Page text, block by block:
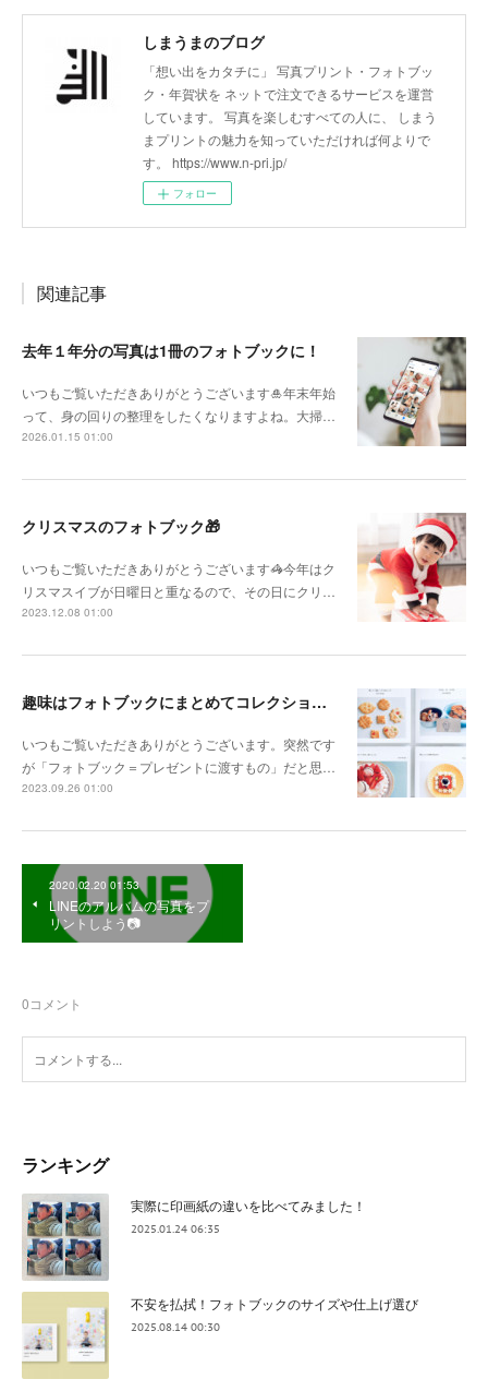
しまうまのブログ
「想い出をカタチに」 写真プリント・フォトブッ
ク・年賀状を ネットで注文できるサービスを運営
しています。 写真を楽しむすべての人に、 しまう
まプリントの魅力を知っていただければ何よりで
す。 https://www.n-pri.jp/
フォロー
関連記事
去年１年分の写真は1冊のフォトブックに！
いつもご覧いただきありがとうございます🎍年末年始
って、身の回りの整理をしたくなりますよね。大掃…
2026.01.15 01:00
クリスマスのフォトブック🎁
いつもご覧いただきありがとうございます🦓今年はク
リスマスイブが日曜日と重なるので、その日にクリ…
2023.12.08 01:00
趣味はフォトブックにまとめてコレクション！
いつもご覧いただきありがとうございます。突然です
が「フォトブック＝プレゼントに渡すもの」だと思…
2023.09.26 01:00
2020.02.20 01:53
LINEのアルバムの写真をプ
リントしよう📷
0コメント
ランキング
実際に印画紙の違いを比べてみました！
2025.01.24 06:35
不安を払拭！フォトブックのサイズや仕上げ選び
2025.08.14 00:30